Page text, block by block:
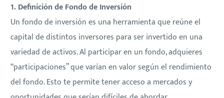
1. Definición de Fondo de Inversión
Un fondo de inversión es una herramienta que reúne el
capital de distintos inversores para ser invertido en una
variedad de activos. Al participar en un fondo, adquieres
“participaciones” que varían en valor según el rendimiento
del fondo. Esto te permite tener acceso a mercados y